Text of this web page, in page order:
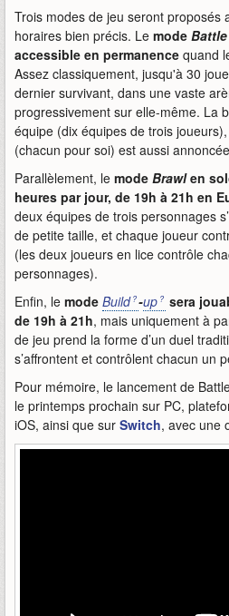
Trois modes de jeu seront proposés
horaires bien précis. Le mode
accessible en permanence quand
Assez classiquement, jusqu'à 30
dernier survivant, dans une vaste
progressivement sur elle-même. La
équipe (dix équipes de trois
(chacun pour soi) est aussi
Parallèlement, le mode Brawlen
heures par jour, de 19h à 21h en
deux équipes de trois personnages
de petite taille, et chaque joueur
(les deux joueurs en lice contrôle
personnages).
Enfin, le mode Build -up
sera
de 19h à 21h, mais uniquement à
de jeu prend la forme d’un duel
s’affrontent et contrôlent chacun un
Pour mémoire, le lancement de
le printemps prochain sur PC,
iOS, ainsi que sur Switch, avec une